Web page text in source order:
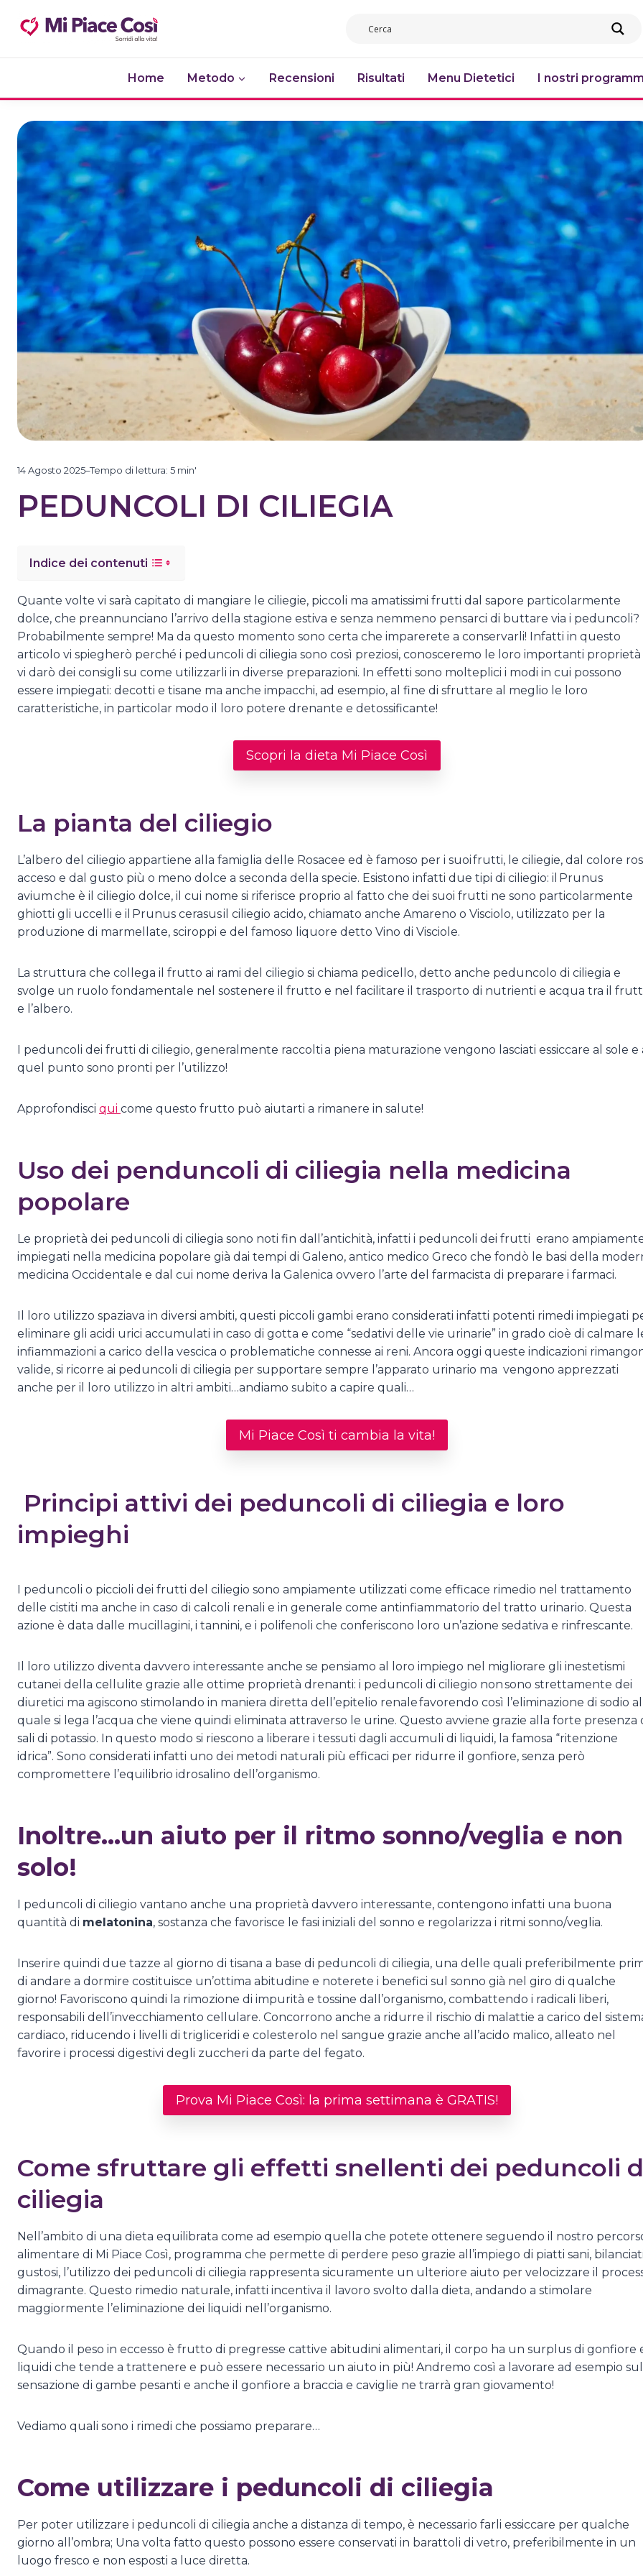
Home Metodo Recensioni Risultati Menu Dietetici I nostri
14 Agosto 2025–Tempo di lettura: 5 min'
PEDUNCOLI DI CILIEGIA
Indice dei contenuti
Quante volte vi sarà capitato di mangiare le ciliegie, piccoli ma amatissimi frutti dal sapore particolarmente
dolce, che preannunciano l’arrivo della stagione estiva e senza nemmeno pensarci di buttare via i peduncoli?
Probabilmente sempre! Ma da questo momento sono certa che imparerete a conservarli! Infatti in questo
articolo vi spiegherò perché i peduncoli di ciliegia sono così preziosi, conosceremo le loro importanti proprietà
vi darò dei consigli su come utilizzarli in diverse preparazioni. In effetti sono molteplici i modi in cui possono
essere impiegati: decotti e tisane ma anche impacchi, ad esempio, al fine di sfruttare al meglio le loro
caratteristiche, in particolar modo il loro potere drenante e detossificante!
Scopri la dieta Mi Piace Così
La pianta del ciliegio
L’albero del ciliegio appartiene alla famiglia delle Rosacee ed è famoso per i suoi frutti, le ciliegie, dal colore
acceso e dal gusto più o meno dolce a seconda della specie. Esistono infatti due tipi di ciliegio: il Prunus
avium che è il ciliegio dolce, il cui nome si riferisce proprio al fatto che dei suoi frutti ne sono particolarmente
ghiotti gli uccelli e il Prunus cerasus il ciliegio acido, chiamato anche Amareno o Visciolo, utilizzato per la
produzione di marmellate, sciroppi e del famoso liquore detto Vino di Visciole.
La struttura che collega il frutto ai rami del ciliegio si chiama pedicello, detto anche peduncolo di ciliegia e
svolge un ruolo fondamentale nel sostenere il frutto e nel facilitare il trasporto di nutrienti e acqua tra il
e l’albero.
I peduncoli dei frutti di ciliegio, generalmente raccolti a piena maturazione vengono lasciati essiccare al sole e
quel punto sono pronti per l’utilizzo!
Approfondisci qui come questo frutto può aiutarti a rimanere in salute!
Uso dei penduncoli di ciliegia nella medicina
popolare
Le proprietà dei peduncoli di ciliegia sono noti fin dall’antichità, infatti i peduncoli dei frutti erano
impiegati nella medicina popolare già dai tempi di Galeno, antico medico Greco che fondò le basi della
medicina Occidentale e dal cui nome deriva la Galenica ovvero l’arte del farmacista di preparare i farmaci.
Il loro utilizzo spaziava in diversi ambiti, questi piccoli gambi erano considerati infatti potenti rimedi impiegati
eliminare gli acidi urici accumulati in caso di gotta e come “sedativi delle vie urinarie” in grado cioè di calmare
infiammazioni a carico della vescica o problematiche connesse ai reni. Ancora oggi queste indicazioni
valide, si ricorre ai peduncoli di ciliegia per supportare sempre l’apparato urinario ma vengono apprezzati
anche per il loro utilizzo in altri ambiti…andiamo subito a capire quali…
Mi Piace Così ti cambia la vita!
Principi attivi dei peduncoli di ciliegia e loro
impieghi
I peduncoli o piccioli dei frutti del ciliegio sono ampiamente utilizzati come efficace rimedio nel trattamento
delle cistiti ma anche in caso di calcoli renali e in generale come antinfiammatorio del tratto urinario. Questa
azione è data dalle mucillagini, i tannini, e i polifenoli che conferiscono loro un’azione sedativa e rinfrescante.
Il loro utilizzo diventa davvero interessante anche se pensiamo al loro impiego nel migliorare gli inestetismi
cutanei della cellulite grazie alle ottime proprietà drenanti: i peduncoli di ciliegio non sono strettamente dei
diuretici ma agiscono stimolando in maniera diretta dell’epitelio renale favorendo così l’eliminazione di sodio al
quale si lega l’acqua che viene quindi eliminata attraverso le urine. Questo avviene grazie alla forte presenza
sali di potassio. In questo modo si riescono a liberare i tessuti dagli accumuli di liquidi, la famosa “ritenzione
idrica”. Sono considerati infatti uno dei metodi naturali più efficaci per ridurre il gonfiore, senza però
compromettere l’equilibrio idrosalino dell’organismo.
Inoltre…un aiuto per il ritmo sonno/veglia e non
solo!
I peduncoli di ciliegio vantano anche una proprietà davvero interessante, contengono infatti una buona
quantità di melatonina, sostanza che favorisce le fasi iniziali del sonno e regolarizza i ritmi sonno/veglia.
Inserire quindi due tazze al giorno di tisana a base di peduncoli di ciliegia, una delle quali preferibilmente
di andare a dormire costituisce un’ottima abitudine e noterete i benefici sul sonno già nel giro di qualche
giorno! Favoriscono quindi la rimozione di impurità e tossine dall’organismo, combattendo i radicali liberi,
responsabili dell’invecchiamento cellulare. Concorrono anche a ridurre il rischio di malattie a carico del
cardiaco, riducendo i livelli di trigliceridi e colesterolo nel sangue grazie anche all’acido malico, alleato nel
favorire i processi digestivi degli zuccheri da parte del fegato.
Prova Mi Piace Così: la prima settimana è GRATIS!
Come sfruttare gli effetti snellenti dei peduncoli
ciliegia
Nell’ambito di una dieta equilibrata come ad esempio quella che potete ottenere seguendo il nostro
alimentare di Mi Piace Così, programma che permette di perdere peso grazie all’impiego di piatti sani,
gustosi, l’utilizzo dei peduncoli di ciliegia rappresenta sicuramente un ulteriore aiuto per velocizzare il
dimagrante. Questo rimedio naturale, infatti incentiva il lavoro svolto dalla dieta, andando a stimolare
maggiormente l’eliminazione dei liquidi nell’organismo.
Quando il peso in eccesso è frutto di pregresse cattive abitudini alimentari, il corpo ha un surplus di gonfiore
liquidi che tende a trattenere e può essere necessario un aiuto in più! Andremo così a lavorare ad esempio
sensazione di gambe pesanti e anche il gonfiore a braccia e caviglie ne trarrà gran giovamento!
Vediamo quali sono i rimedi che possiamo preparare…
Come utilizzare i peduncoli di ciliegia
Per poter utilizzare i peduncoli di ciliegia anche a distanza di tempo, è necessario farli essiccare per qualche
giorno all’ombra; Una volta fatto questo possono essere conservati in barattoli di vetro, preferibilmente in un
luogo fresco e non esposti a luce diretta.